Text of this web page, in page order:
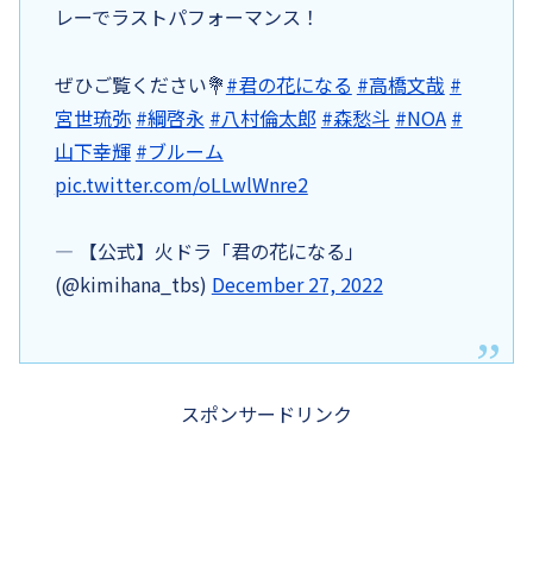
レーでラストパフォーマンス！
ぜひご覧ください💐#君の花になる #高橋文哉 #
宮世琉弥 #綱啓永 #八村倫太郎 #森愁斗 #NOA #
山下幸輝 #ブルーム
pic.twitter.com/oLLwlWnre2
— 【公式】火ドラ「君の花になる」
(@kimihana_tbs) December 27, 2022
スポンサードリンク